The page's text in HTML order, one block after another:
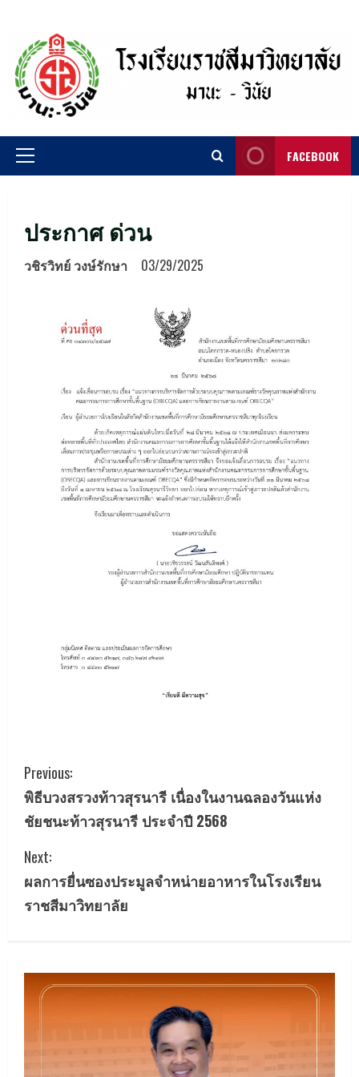
content
Primary
FACEBOOK
ประกาศ ด่วน
วชิรวิทย์ วงษ์รักษา 03/29/2025
C
o
n
t
i
u
e
R
Previous:
พิธีบวงสรวงท้าวสุรนารี เนื่องในงานฉลองวันแห่ง
ชัยชนะท้าวสุรนารี ประจำปี 2568
Next:
ผลการยื่นซองประมูลจำหน่ายอาหารในโรงเรียน
ราชสีมาวิทยาลัย